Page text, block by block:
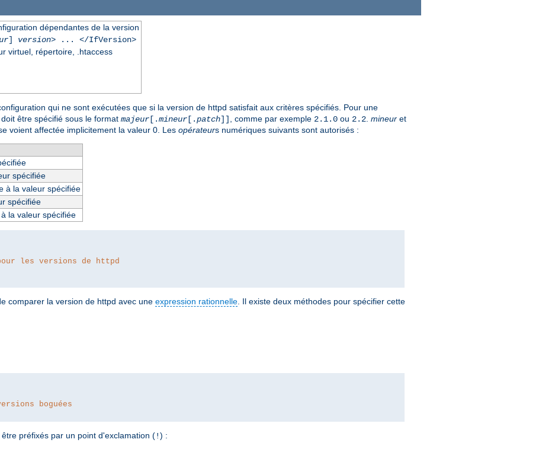
dépendantes de la version
] version> ... </IfVersion>
virtuel, répertoire, .htaccess
qui ne sont exécutées que si la version de httpd satisfait aux critères spécifiés. Pour une
doit être spécifié sous le format majeur [.mineur [.patch]] , comme par exemple 2.1.0 ou 2.2 mineur et
voient affectée implicitement la valeur 0. Les opérateurs numériques suivants sont autorisés :
spécifiée
à la valeur spécifiée
spécifiée
la valeur spécifiée
les versions de httpd
comparer la version de httpd avec une expression rationnelle . Il existe deux méthodes pour spécifier cette
boguées
préfixés par un point d'exclamation (!) :